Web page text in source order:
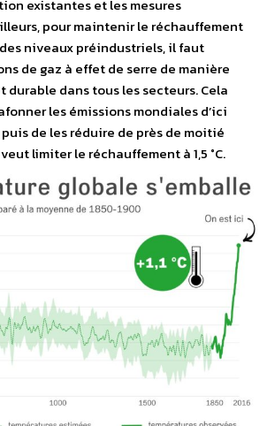
existantes et les mesures
pour maintenir le réchauffement
des niveaux préindustriels, il faut
de gaz à effet de serre de manière
durable dans tous les secteurs. Cela
les émissions mondiales d’ici
de les réduire de près de moitié
limiter le réchauffement à 1,5 °C.